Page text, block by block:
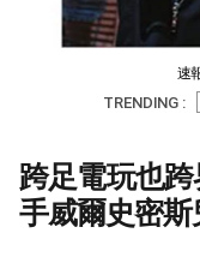
速
TRENDING :
跨足電玩也
手威爾史密